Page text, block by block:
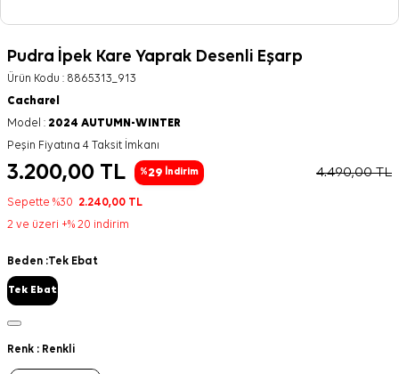
Pudra İpek Kare Yaprak Desenli Eşarp
Ürün Kodu : 8865313_913
Cacharel
Model : 2024 AUTUMN-WINTER
Peşin Fiyatına 4 Taksit İmkanı
3.200,00 TL %29 İndirim 4.490,00TL
Sepette %30 2.240,00 TL
2 ve üzeri +% 20 indirim
Beden :Tek Ebat
Tek Ebat
Renk : Renkli